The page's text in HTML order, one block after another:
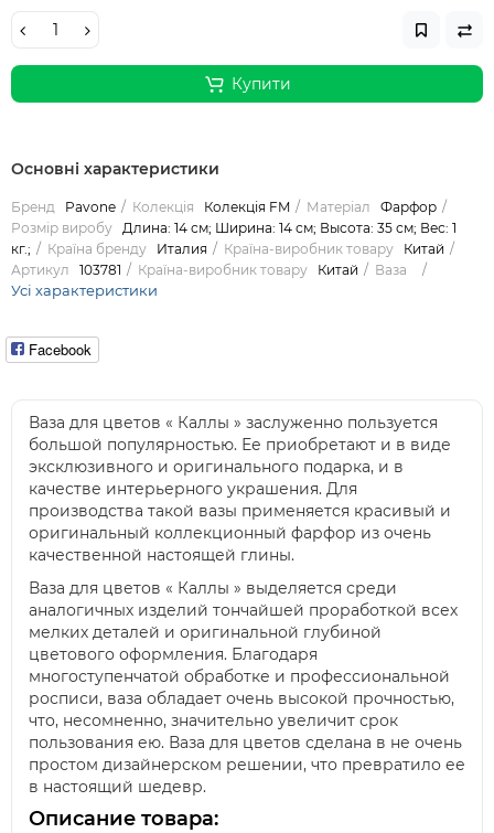
Купити
Основні характеристики
Бренд Pavone Колекція Колекція FM Матеріал
Фарфор
Розмір виробу Длина: 14 см; Ширина: 14 см; Высота: 35 см; Вес: 1
кг.;
Країна бренду Италия Країна-виробник товару
Китай
Артикул
103781 Країна-виробник товару Китай Ваза
Усі характеристики
Facebook
Ваза для цветов « Каллы » заслуженно пользуется
большой популярностью. Ее приобретают и в виде
эксклюзивного и оригинального подарка, и в
качестве интерьерного украшения. Для
производства такой вазы применяется красивый и
оригинальный коллекционный фарфор из очень
качественной настоящей глины.
Ваза для цветов « Каллы » выделяется среди
аналогичных изделий тончайшей проработкой всех
мелких деталей и оригинальной глубиной
цветового оформления. Благодаря
многоступенчатой обработке и профессиональной
росписи, ваза обладает очень высокой прочностью,
что, несомненно, значительно увеличит срок
пользования ею. Ваза для цветов сделана в не очень
простом дизайнерском решении, что превратило ее
в настоящий шедевр.
Описание товара: